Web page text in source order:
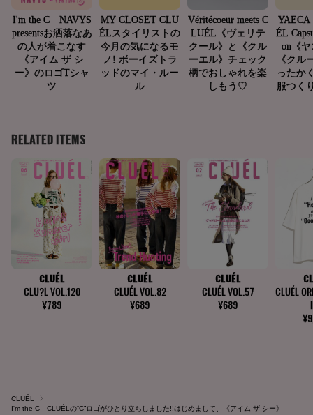
CLUÉL
I'm the C CLUÉLの“C”ロゴがひとり立ちしました!!はじめまして、《アイム ザ シー》